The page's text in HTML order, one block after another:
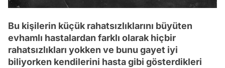
Bu kişilerin küçük rahatsızlıklarını büyüten
evhamlı hastalardan farklı olarak hiçbir
rahatsızlıkları yokken ve bunu gayet iyi
biliyorken kendilerini hasta gibi gösterdikleri